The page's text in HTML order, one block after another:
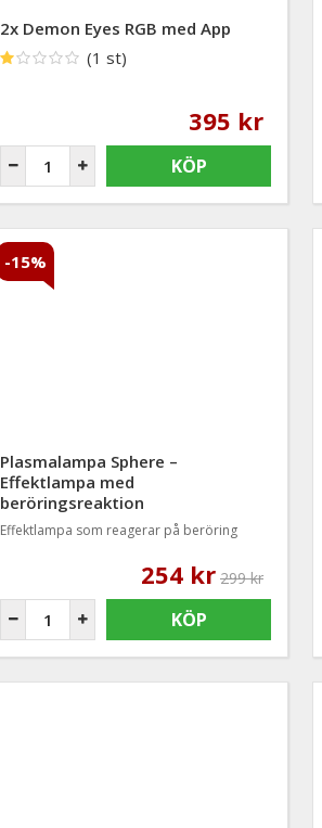
2x Demon Eyes RGB med App
(1 st)
395 kr
KÖP
-15%
Plasmalampa Sphere –
Effektlampa med
beröringsreaktion
Effektlampa som reagerar på beröring
254 kr 299 kr
KÖP